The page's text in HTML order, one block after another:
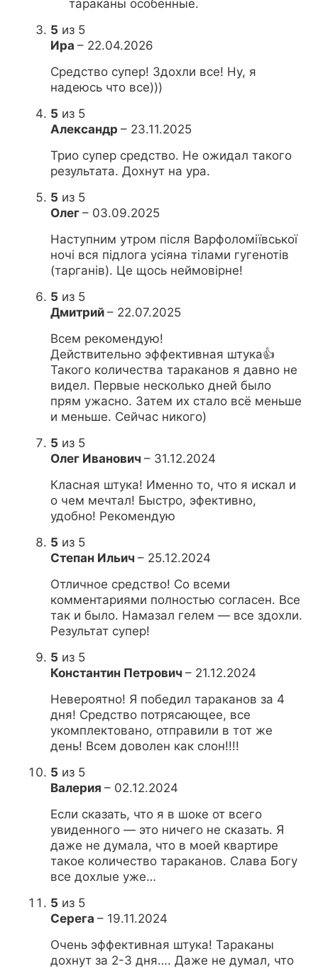
тараканы особенные.
5 из 5
Ира – 22.04.2026
Средство супер! Здохли все! Ну, я
надеюсь что все)))
5 из 5
Александр – 23.11.2025
Трио супер средство. Не ожидал такого
результата. Дохнут на ура.
5 из 5
Олег – 03.09.2025
Наступним утром після Варфоломіївської
ночі вся підлога усіяна тілами гугенотів
(тарганів). Це щось неймовірне!
5 из 5
Дмитрий – 22.07.2025
Всем рекомендую!
Действительно эффективная штука👍
Такого количества тараканов я давно не
видел. Первые несколько дней было
прям ужасно. Затем их стало всё меньше
и меньше. Сейчас никого)
5 из 5
Олег Иванович – 31.12.2024
Класная штука! Именно то, что я искал и
о чем мечтал! Быстро, эфективно,
удобно! Рекомендую
5 из 5
Степан Ильич – 25.12.2024
Отличное средство! Со всеми
комментариями полностью согласен. Все
так и было. Намазал гелем — все здохли.
Результат супер!
5 из 5
Константин Петрович – 21.12.2024
Невероятно! Я победил тараканов за 4
дня! Средство потрясающее, все
укомплектовано, отправили в тот же
день! Всем доволен как слон!!!!
5 из 5
Валерия – 02.12.2024
Если сказать, что я в шоке от всего
увиденного — это ничего не сказать. Я
даже не думала, что в моей квартире
такое количество тараканов. Слава Богу
все дохлые уже…
5 из 5
Серега – 19.11.2024
Очень эффективная штука! Тараканы
дохнут за 2-3 дня…. Даже не думал, что